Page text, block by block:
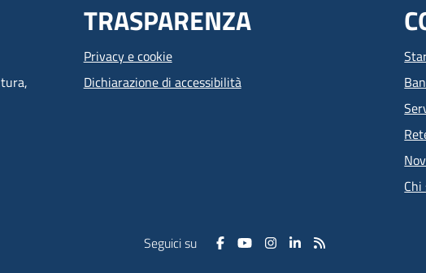
TRASPARENZA
Privacy e cookie
Dichiarazione di accessibilità
Seguici su